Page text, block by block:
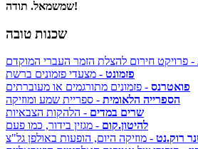
שמשמאל. תודה!
שכנות טובה
- פרויקט חירום להצלת הזמר העברי המוקדם
פזמונט - מצעדי פזמונים ברשת
פואטרנס - פזמונים מתורגמים או מעוברתים
הספרייה הלאומית - ספריית שמע ומוזיקה
שרים במדים - הלהקות הצבאיות
להיטון.קום - מגזין בידור, כמו פעם
רוק.נט - מוזיקה היום, הופעות באולפן גל"צ